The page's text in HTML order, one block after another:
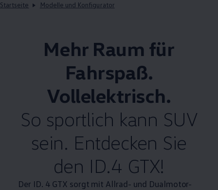
Startseite Modelle und Konfigurator
Mehr Raum für
Fahrspaß.
Vollelektrisch.
So sportlich kann SUV
sein. Entdecken Sie
den ID.4 GTX!
Der ID. 4 GTX sorgt mit Allrad- und Dualmotor-